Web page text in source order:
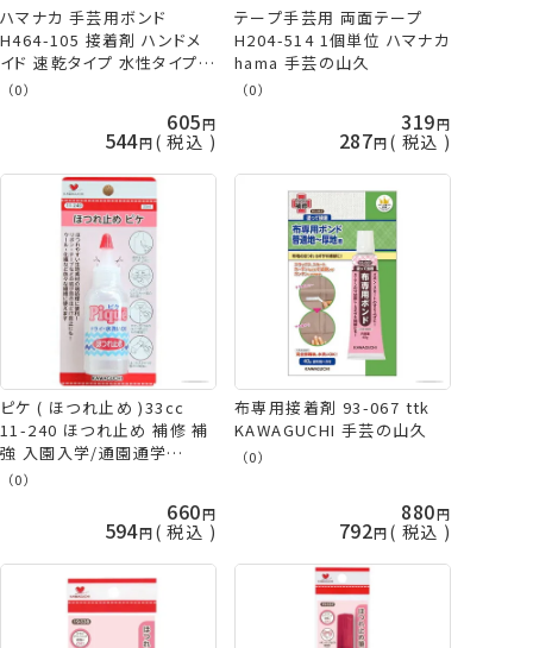
ハマナカ 手芸用ボンド
H464-105 接着剤 ハンドメ
イド 速乾タイプ 水性タイプ
hama
（0）
605
544 税込
テープ手芸用 両面テープ
H204-514 1個単位 ハマナカ
hama 手芸の山久
（0）
319
287 税込
ピケ ( ほつれ止め )33cc
11-240 ほつれ止め 補修 補
強 入園入学/通園通学
KAWAGUCHI 河口 手芸の山
（0）
660
594 税込
布専用接着剤 93-067 ttk
KAWAGUCHI 手芸の山久
（0）
880
792 税込